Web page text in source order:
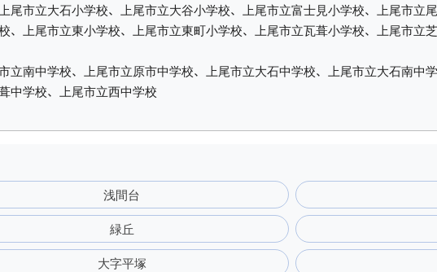
市立大石小学校、上尾市立大谷小学校、上尾市立富士見小学校、上尾市立
上尾市立東小学校、上尾市立東町小学校、上尾市立瓦葺小学校、上尾市立
立南中学校、上尾市立原市中学校、上尾市立大石中学校、上尾市立大石南中
中学校、上尾市立西中学校
浅間台
緑丘
大字平塚